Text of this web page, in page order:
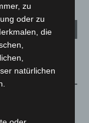
starten beim
zu
oder zu
die
natürlichen